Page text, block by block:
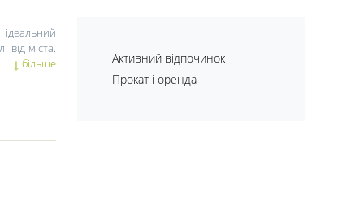
міста.
літній
Вона
для вас!
змушені
літо –
більше
Активний відпочинок
Прокат і оренда